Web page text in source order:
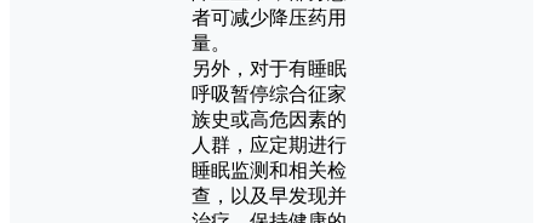
者可减少降压药用
量。
另外，对于有睡眠
呼吸暂停综合征家
族史或高危因素的
人群，应定期进行
睡眠监测和相关检
查，以及早发现并